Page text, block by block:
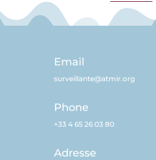
Email
surveillante@atmir.org
Phone
+33 4 65 26 03 80
Adresse